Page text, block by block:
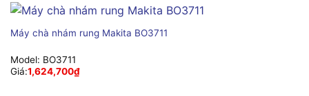
Máy chà nhám rung Makita BO3711
Model: BO3711
Giá:1,624,700₫